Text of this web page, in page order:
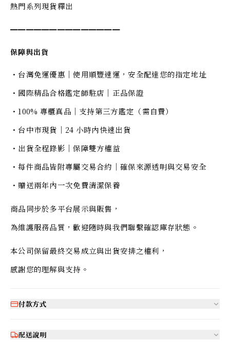
熱門系列現貨釋出
━━━━━━━━━━━━━━
保障與出貨
・台灣免運優惠｜使用順豐速運，安全配達您的指定地址
・國際精品合格鑑定師駐店｜正品保證
・100% 專櫃真品｜支持第三方鑑定（需自費）
・台中市現貨｜24 小時內快速出貨
・出貨全程錄影｜保障雙方權益
・每件商品皆附專屬交易合約｜確保來源透明與交易安全
・贈送兩年內一次免費清潔保養
商品同步於多平台展示與販售，
為維護服務品質，歡迎隨時與我們聯繫確認庫存狀態。
本公司保留最終交易成立與出貨安排之權利，
感謝您的理解與支持。
付款方式
配送說明